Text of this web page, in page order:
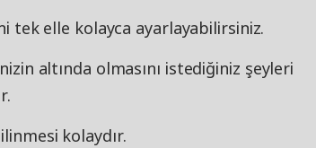
tek elle kolayca ayarlayabilirsiniz.
altında olmasını istediğiniz şeyleri
kolaydır.